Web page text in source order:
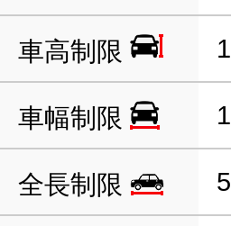
車高制限
車幅制限
全長制限